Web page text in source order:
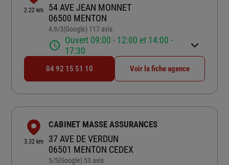
2.22 km
54 AVE JEAN MONNET
06500 MENTON
4,9/5Note de 4.9 sur 5
(Google) 117 avis
Ouvert 09:00 - 12:00 et 14:00 -
17:30
04 92 15 51 10 Voir la fiche agence
3.32 km
CABINET MASSE ASSURANCES
37 AVE DE VERDUN
06501 MENTON CEDEX
5/5Note de 5 sur 5
(Google) 53 avis